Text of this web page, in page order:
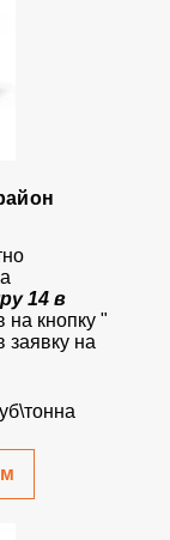
14 в
на кнопку"
заявку на